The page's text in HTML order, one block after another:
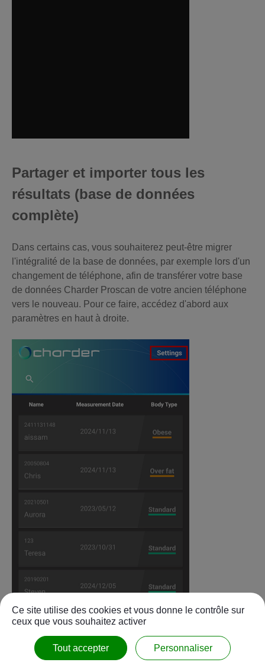
Partager et importer tous les
résultats (base de données
complète)
Dans certains cas, vous souhaiterez peut-être migrer
l'intégralité de la base de données, par exemple lors d'un
changement de téléphone, afin de transférer votre base
de données Charder Proscan de votre ancien téléphone
vers le nouveau. Pour ce faire, accédez d'abord aux
paramètres en haut à droite.
Ce site utilise des cookies et vous donne le contrôle sur
ceux que vous souhaitez activer
Tout accepter Personnaliser